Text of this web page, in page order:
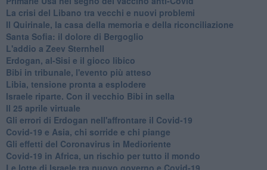
La crisi del Libano tra vecchi e nuovi problemi
Il Quirinale, la casa della memoria e della riconciliazione
Santa Sofia: il dolore di Bergoglio
L'addio a ​Zeev Sternhell
Erdogan, al-Sisi e il gioco libico
Bibi in tribunale, l'evento più atteso
Libia, tensione pronta a esplodere
Israele riparte. Con il vecchio Bibi in sella
Il 25 aprile virtuale
Gli errori di Erdogan nell'affrontare il Covid-19
Covid-19 e Asia, chi sorride e chi piange
Gli effetti del Coronavirus in Medioriente
Covid-19 in Africa, un rischio per tutto il mondo
Le lotte di Israele tra nuovo governo e Covid-19